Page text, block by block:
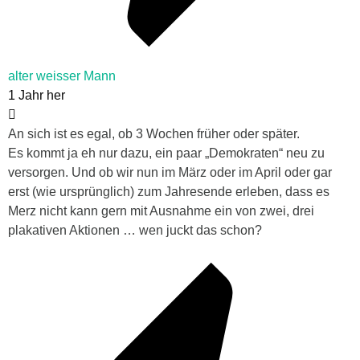
alter weisser Mann
1 Jahr her
An sich ist es egal, ob 3 Wochen früher oder später.
Es kommt ja eh nur dazu, ein paar „Demokraten“ neu zu
versorgen. Und ob wir nun im März oder im April oder gar
erst (wie ursprünglich) zum Jahresende erleben, dass es
Merz nicht kann gern mit Ausnahme ein von zwei, drei
plakativen Aktionen … wen juckt das schon?